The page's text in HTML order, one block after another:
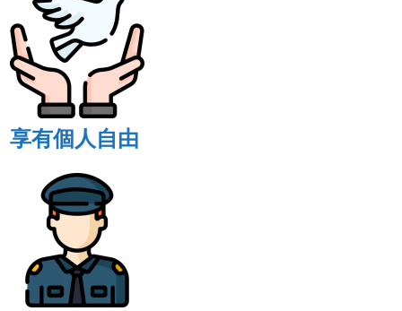
享有個人自由